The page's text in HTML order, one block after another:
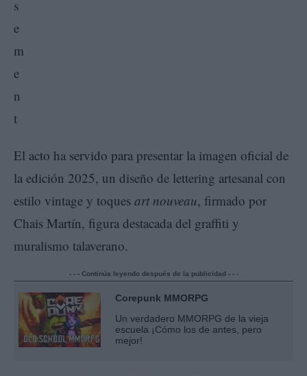
El acto ha servido para presentar la imagen oficial de
la edición 2025, un diseño de lettering artesanal con
estilo vintage y toques art nouveau, firmado por
Chais Martín, figura destacada del graffiti y
muralismo talaverano.
- - - Continúa leyendo después de la publicidad - - -
Corepunk MMORPG
Un verdadero MMORPG de la vieja
escuela ¡Cómo los de antes, pero
mejor!